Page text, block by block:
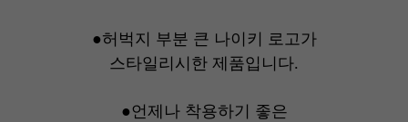
●허벅지 부분 큰 나이키 로고가
스타일리시한 제품입니다.
●언제나 착용하기 좋은